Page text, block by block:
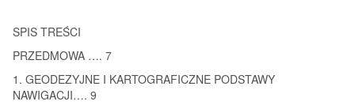
SPIS TREŚCI
PRZEDMOWA …. 7
1. GEODEZYJNE I KARTOGRAFICZNE PODSTAWY
NAWIGACJI…. 9